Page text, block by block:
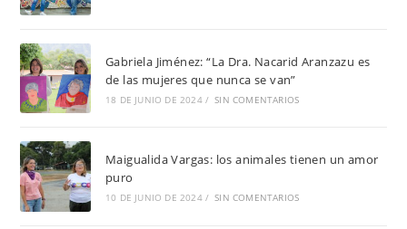
Gabriela Jiménez: “La Dra. Nacarid Aranzazu es
de las mujeres que nunca se van”
18 DE JUNIO DE 2024 / SIN COMENTARIOS
Maigualida Vargas: los animales tienen un amor
puro
10 DE JUNIO DE 2024 / SIN COMENTARIOS